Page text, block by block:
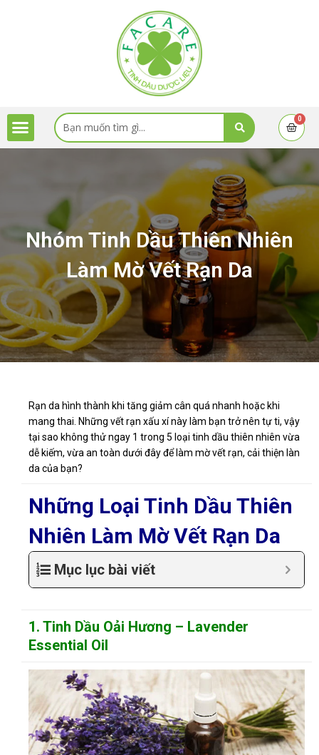
MenuSearch
...
0
Cart
Nhóm Tinh Dầu Thiên Nhiên
Làm Mờ Vết Rạn Da
Rạn da hình thành khi tăng giảm cân quá nhanh hoặc khi
mang thai. Những vết rạn xấu xí này làm bạn trở nên tự ti, vậy
tại sao không thử ngay 1 trong 5 loại tinh dầu thiên nhiên vừa
dễ kiếm, vừa an toàn dưới đây để làm mờ vết rạn, cải thiện làn
da của bạn?
Những Loại Tinh Dầu Thiên
Nhiên Làm Mờ Vết Rạn Da
Mục lục bài viết
1. Tinh Dầu Oải Hương – Lavender
Essential Oil